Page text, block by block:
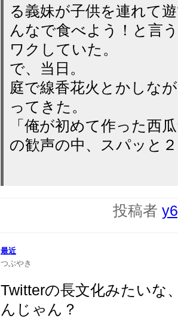
る義妹が子供を連れて
んなで食べよう！と言
ワクしていた。
で、当日。
庭で線香花火とかしな
ってきた。
「俺が初めて作った西
の歓声の中、スパッと
投稿者
最近
つぶやき
Twitterの長文化みたいな
んじゃん？